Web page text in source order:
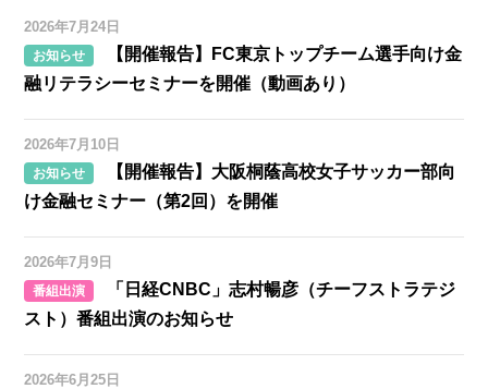
2026年7月24日
お知らせ
【開催報告】FC東京トップチーム選手向け金
融リテラシーセミナーを開催（動画あり）
2026年7月10日
お知らせ
【開催報告】大阪桐蔭高校女子サッカー部向
け金融セミナー（第2回）を開催
2026年7月9日
番組出演
「日経CNBC」志村暢彦（チーフストラテジ
スト）番組出演のお知らせ
2026年6月25日